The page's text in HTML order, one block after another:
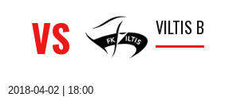
VS VILTIS B
2018-04-02 | 18:00